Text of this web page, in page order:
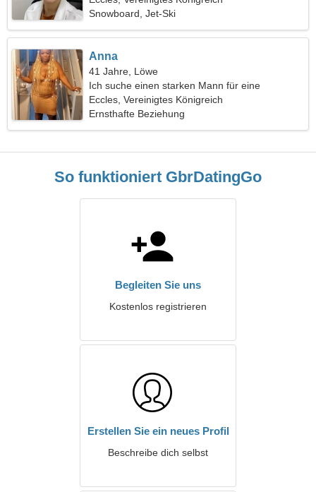
Snowboard, Jet-Ski
Anna
41 Jahre, Löwe
Ich suche einen starken Mann für eine
gemeinsame Reise
Eccles, Vereinigtes Königreich
Ernsthafte Beziehung
So funktioniert GbrDatingGo
Begleiten Sie uns
Kostenlos registrieren
Erstellen Sie ein neues Profil
Beschreibe dich selbst